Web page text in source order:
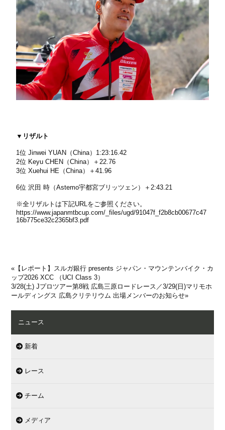
▼リザルト
1位 Jinwei YUAN（China）1:23:16.42
2位 Keyu CHEN（China）＋22.76
3位 Xuehui HE（China）＋41.96
6位 沢田 時（Astemo宇都宮ブリッツェン）＋2:43.21
※全リザルトは下記URLをご参照ください。
https://www.japanmtbcup.com/_files/ugd/91047f_f2b8cb00677c47
16b775ce32c2365bf3.pdf
« 【レポート】スルガ銀行 presents ジャパン・マウンテンバイク・カ
ップ2026 XCC （UCI Class 3）
3/28(土) Jプロツアー第8戦 広島三原ロードレース／3/29(日)マリモホ
ールディングス 広島クリテリウム 出場メンバーのお知らせ»
ニュース
新着
レース
チーム
メディア